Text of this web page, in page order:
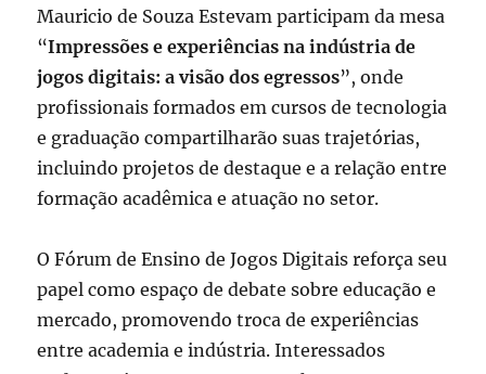
Mauricio de Souza Estevam participam da mesa
“Impressões e experiências na indústria de
jogos digitais: a visão dos egressos”, onde
profissionais formados em cursos de tecnologia
e graduação compartilharão suas trajetórias,
incluindo projetos de destaque e a relação entre
formação acadêmica e atuação no setor.
O Fórum de Ensino de Jogos Digitais reforça seu
papel como espaço de debate sobre educação e
mercado, promovendo troca de experiências
entre academia e indústria. Interessados